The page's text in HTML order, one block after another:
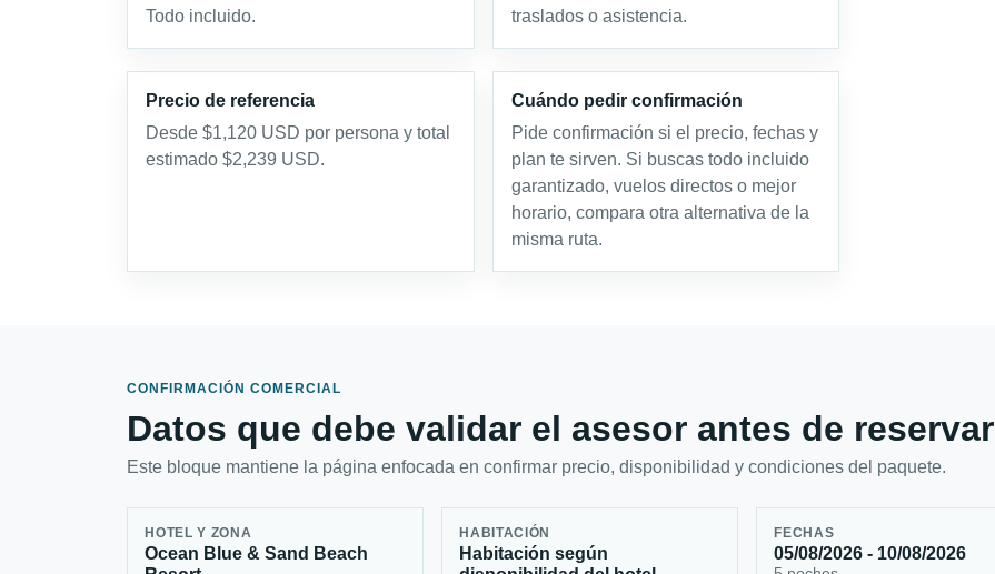
Todo incluido.
traslados o asistencia.
Precio de referencia
Desde $1,120 USD por persona y total
estimado $2,239 USD.
Cuándo pedir confirmación
Pide confirmación si el precio, fechas y
plan te sirven. Si buscas todo incluido
garantizado, vuelos directos o mejor
horario, compara otra alternativa de la
misma ruta.
CONFIRMACIÓN COMERCIAL
Datos que debe validar el asesor antes de reservar
Este bloque mantiene la página enfocada en confirmar precio, disponibilidad y condiciones del paquete.
HOTEL Y ZONA
Ocean Blue & Sand Beach
HABITACIÓN
Habitación según
FECHAS
05/08/2026 - 10/08/2026